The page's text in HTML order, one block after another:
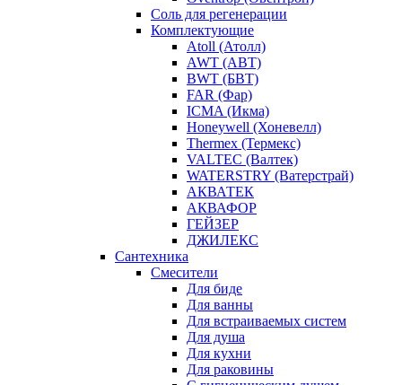
Соль для регенерации
Комплектующие
Atoll (Атолл)
AWT (АВТ)
BWT (БВТ)
FAR (Фар)
ICMA (Икма)
Honeywell (Хоневелл)
Thermex (Термекс)
VALTEC (Валтек)
WATERSTRY (Ватерстрай)
АКВАТЕК
АКВАФОР
ГЕЙЗЕР
ДЖИЛЕКС
Сантехника
Смесители
Для биде
Для ванны
Для встраиваемых систем
Для душа
Для кухни
Для раковины